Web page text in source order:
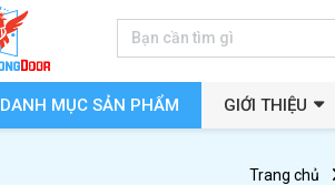
DANH MỤC SẢN PHẨM GIỚI THIỆU
Trang chủ